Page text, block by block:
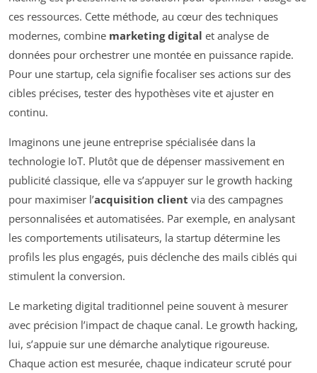
ces ressources. Cette méthode, au cœur des techniques
modernes, combine marketing digital et analyse de
données pour orchestrer une montée en puissance rapide.
Pour une startup, cela signifie focaliser ses actions sur des
cibles précises, tester des hypothèses vite et ajuster en
continu.
Imaginons une jeune entreprise spécialisée dans la
technologie IoT. Plutôt que de dépenser massivement en
publicité classique, elle va s’appuyer sur le growth hacking
pour maximiser l’acquisition client via des campagnes
personnalisées et automatisées. Par exemple, en analysant
les comportements utilisateurs, la startup détermine les
profils les plus engagés, puis déclenche des mails ciblés qui
stimulent la conversion.
Le marketing digital traditionnel peine souvent à mesurer
avec précision l’impact de chaque canal. Le growth hacking,
lui, s’appuie sur une démarche analytique rigoureuse.
Chaque action est mesurée, chaque indicateur scruté pour